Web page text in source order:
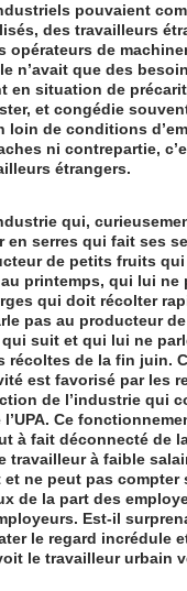
pouvaient
des travailleurs
opérateurs de
n’avait que des
en situation de
et congédie
loin de conditions
ni contrepartie,
étrangers.
qui,
en serres qui fait ses
de petits fruits
printemps, qui lui ne
qui doit récolter
pas au producteur
suit et qui lui ne
récoltes de la fin juin.
est favorisé par les
de l’industrie qui
Ce
à fait déconnecté de
travailleur à faible
et ne peut pas compter
de la part des
Est-il
le regard incrédule
le travailleur urbain